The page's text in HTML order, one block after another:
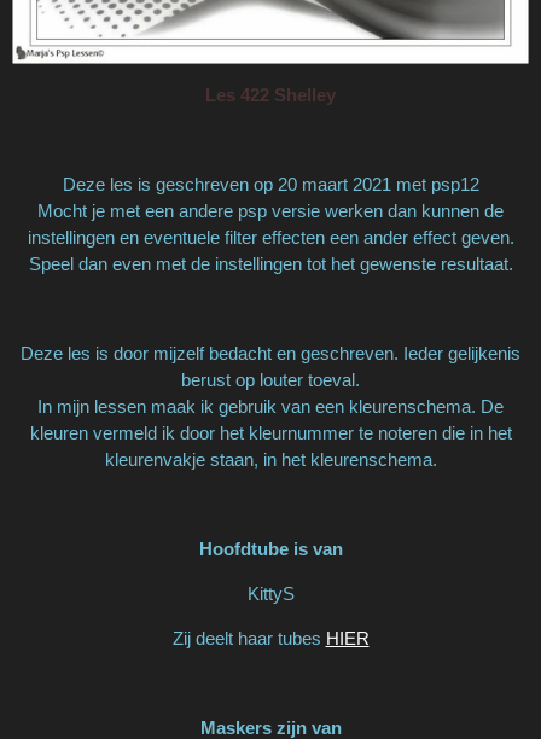
Les 422 Shelley
Deze les is geschreven op 20 maart 2021 met psp12
Mocht je met een andere psp versie werken dan kunnen de
instellingen en eventuele filter effecten een ander effect geven.
Speel dan even met de instellingen tot het gewenste resultaat.
Deze les is door mijzelf bedacht en geschreven. Ieder gelijkenis
berust op louter toeval.
In mijn lessen maak ik gebruik van een kleurenschema. De
kleuren vermeld ik door het kleurnummer te noteren die in het
kleurenvakje staan, in het kleurenschema.
Hoofdtube is van
KittyS
Zij deelt haar tubes HIER
Maskers zijn van